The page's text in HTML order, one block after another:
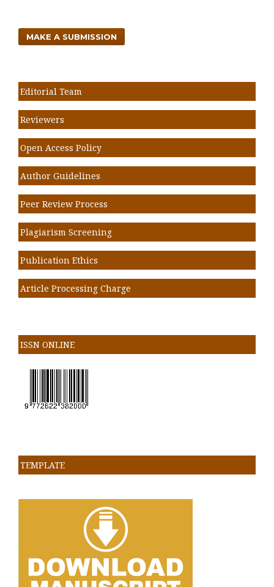
MAKE A SUBMISSION
Editorial Team
Reviewers
Open Access Policy
Author Guidelines
Peer Review Process
Plagiarism Screening
Publication Ethics
Article Processing Charge
ISSN ONLINE
TEMPLATE